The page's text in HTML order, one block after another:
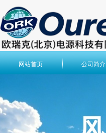
网站首页 公司简介